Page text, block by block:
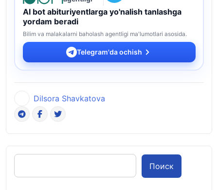
AI bot abituriyentlarga yo'nalish tanlashga
yordam beradi
Bilim va malakalarni baholash agentligi ma'lumotlari asosida.
Telegram'da ochish
Dilsora Shavkatova
Поиск